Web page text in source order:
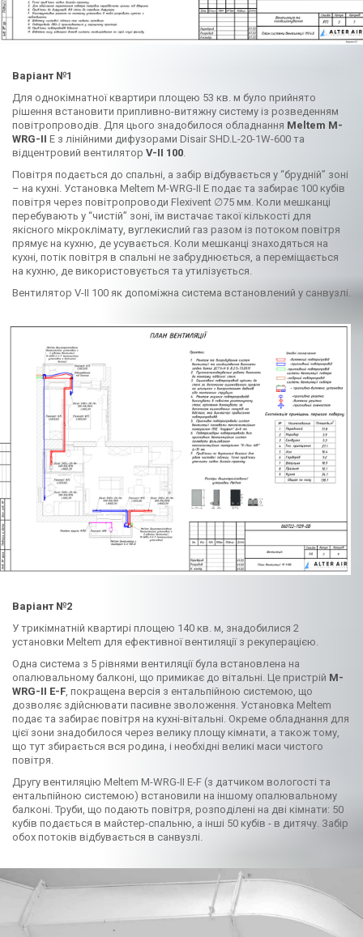
Варіант №1
Для однокімнатної квартири площею 53 кв. м було прийнято
рішення встановити припливно-витяжну систему із розведенням
повітропроводів. Для цього знадобилося обладнання Meltem M-
WRG-II E з лінійними дифузорами Disair SHD.L-20-1W-600 та
відцентровий вентилятор V-II 100.
Повітря подається до спальні, а забір відбувається у “брудній” зоні
– на кухні. Установка Meltem M-WRG-II E подає та забирає 100 кубів
повітря через повітропроводи Flexivent ∅75 мм. Коли мешканці
перебувають у “чистій” зоні, їм вистачає такої кількості для
якісного мікроклімату, вуглекислий газ разом із потоком повітря
прямує на кухню, де усувається. Коли мешканці знаходяться на
кухні, потік повітря в спальні не забруднюється, а переміщається
на кухню, де використовується та утилізується.
Вентилятор V-II 100 як допоміжна система встановлений у санвузлі.
Варіант №2
У трикімнатній квартирі площею 140 кв. м, знадобилися 2
установки Meltem для ефективної вентиляції з рекуперацією.
Одна система з 5 рівнями вентиляції була встановлена на
опалювальному балконі, що примикає до вітальні. Це пристрій M-
WRG-II E-F, покращена версія з ентальпійною системою, що
дозволяє здійснювати пасивне зволоження. Установка Meltem
подає та забирає повітря на кухні-вітальні. Окреме обладнання для
цієї зони знадобилося через велику площу кімнати, а також тому,
що тут збирається вся родина, і необхідні великі маси чистого
повітря.
Другу вентиляцію Meltem M-WRG-II E-F (з датчиком вологості та
ентальпійною системою) встановили на іншому опалювальному
балконі. Труби, що подають повітря, розподілені на дві кімнати: 50
кубів подається в майстер-спальню, а інші 50 кубів - в дитячу. Забір
обох потоків відбувається в санвузлі.